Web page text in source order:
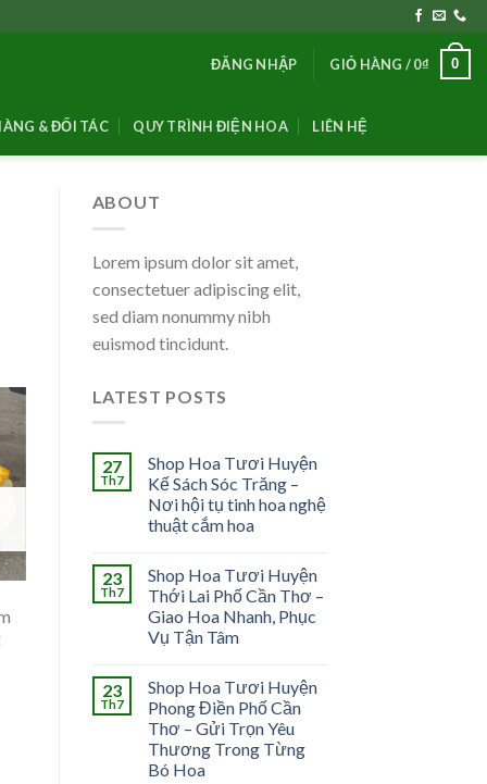
ĐĂNG NHẬP GIỎ HÀNG /0₫ 0
& ĐỐI TÁC QUY TRÌNH ĐIỆN HOA LIÊN HỆ
ABOUT
Lorem ipsum dolor sit amet,
consectetuer adipiscing elit,
sed diam nonummy nibh
euismod tincidunt.
LATEST POSTS
27
Th7
Shop Hoa Tươi Huyện
Kế Sách Sóc Trăng –
Nơi hội tụ tinh hoa nghệ
thuật cắm hoa
23
Th7
Shop Hoa Tươi Huyện
Thới Lai Phố Cần Thơ –
Giao Hoa Nhanh, Phục
Vụ Tận Tâm
23
Th7
Shop Hoa Tươi Huyện
Phong Điền Phố Cần
Thơ – Gửi Trọn Yêu
Thương Trong Từng
Bó Hoa